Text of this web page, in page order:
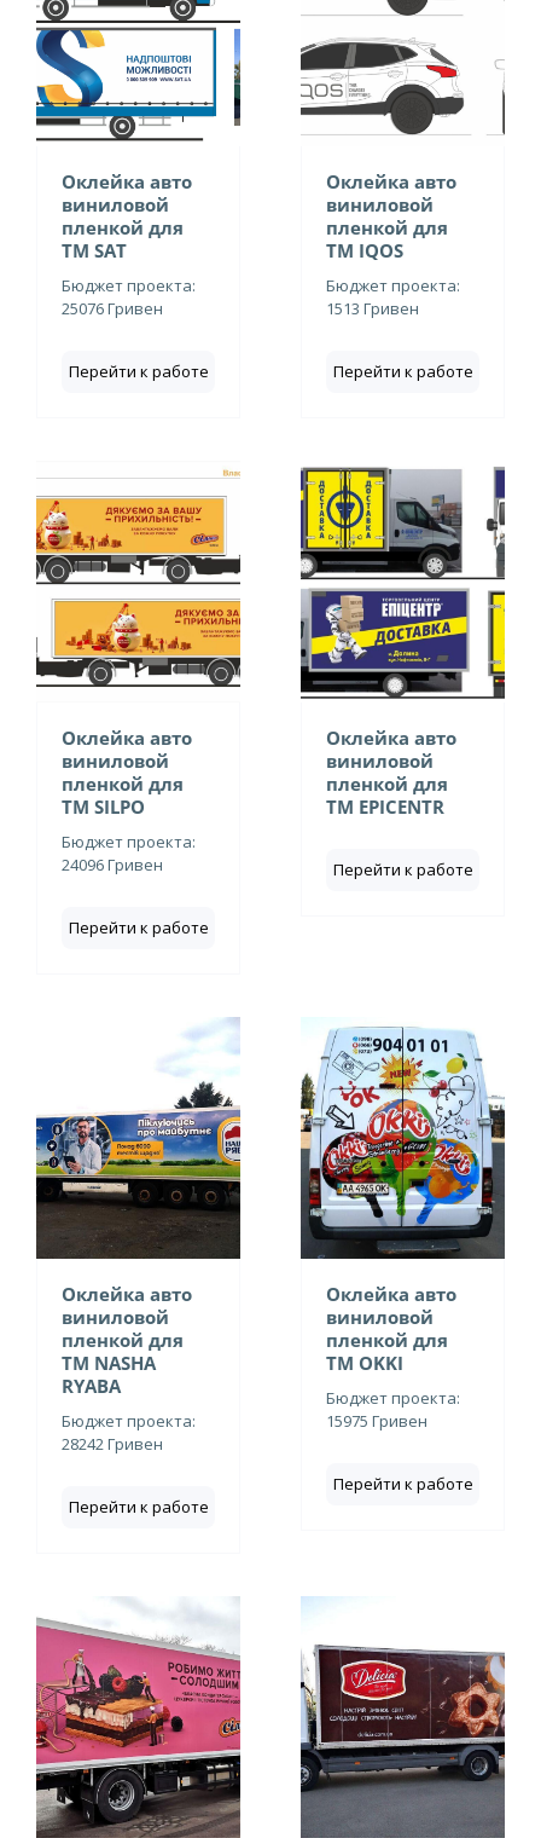
Оклейка авто
виниловой
пленкой для
ТМ SAT
Бюджет проекта:
25076 Гривен
Перейти к работе
Оклейка авто
виниловой
пленкой для
ТМ IQOS
Бюджет проекта:
1513 Гривен
Перейти к работе
Оклейка авто
виниловой
пленкой для
ТМ SILPO
Бюджет проекта:
24096 Гривен
Перейти к работе
Оклейка авто
виниловой
пленкой для
ТМ EPICENTR
Перейти к работе
Оклейка авто
виниловой
пленкой для
ТМ NASHA
RYABA
Бюджет проекта:
28242 Гривен
Перейти к работе
Оклейка авто
виниловой
пленкой для
ТМ OKKI
Бюджет проекта:
15975 Гривен
Перейти к работе